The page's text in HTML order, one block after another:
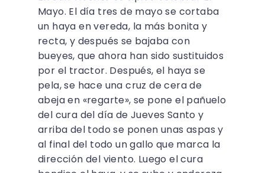
Mayo. El día tres de mayo se cortaba
un haya en vereda, la más bonita y
recta, y después se bajaba con
bueyes, que ahora han sido sustituidos
por el tractor. Después, el haya se
pela, se hace una cruz de cera de
abeja en «regarte», se pone el pañuelo
del cura del día de Jueves Santo y
arriba del todo se ponen unas aspas y
al final del todo un gallo que marca la
dirección del viento. Luego el cura